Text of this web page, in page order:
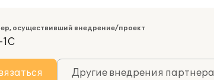
осуществивший внедрение/проект
Другие внедрения партнера